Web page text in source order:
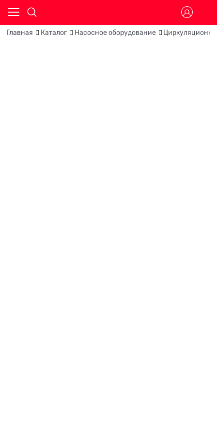
Главная Каталог Насосное оборудование